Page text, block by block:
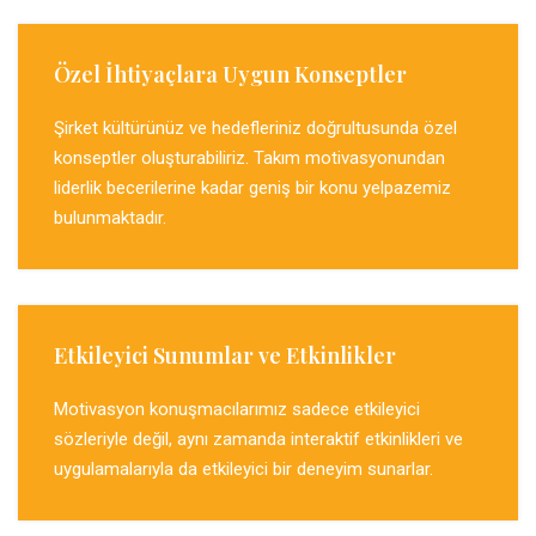
Özel İhtiyaçlara Uygun Konseptler
Şirket kültürünüz ve hedefleriniz doğrultusunda özel
konseptler oluşturabiliriz. Takım motivasyonundan
liderlik becerilerine kadar geniş bir konu yelpazemiz
bulunmaktadır.
Etkileyici Sunumlar ve Etkinlikler
Motivasyon konuşmacılarımız sadece etkileyici
sözleriyle değil, aynı zamanda interaktif etkinlikleri ve
uygulamalarıyla da etkileyici bir deneyim sunarlar.